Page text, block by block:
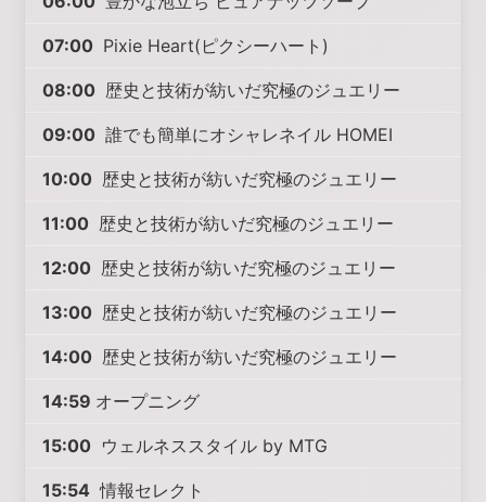
07:00 Pixie Heart(ピクシーハート)
08:00 歴史と技術が紡いだ究極のジュエリー
09:00 誰でも簡単にオシャレネイル HOMEI
10:00 歴史と技術が紡いだ究極のジュエリー
11:00 歴史と技術が紡いだ究極のジュエリー
12:00 歴史と技術が紡いだ究極のジュエリー
13:00 歴史と技術が紡いだ究極のジュエリー
14:00 歴史と技術が紡いだ究極のジュエリー
14:59 オープニング
15:00 ウェルネススタイル by MTG
15:54 情報セレクト